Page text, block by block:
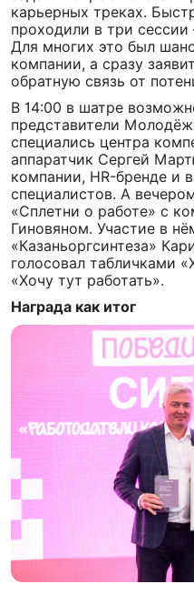
карьерных треках.
проходили в три
Для многих это был
компании, а сразу
обратную связь от
В 14:00 в шатре
представители
специались центра
аппаратчик Сергей
компании, HR-бренде и
специалистов. А
«Сплетни о работе» с
Гиновяном. Участие в
«Казаньоргсинтеза»
голосовал табличками
«Хочу тут работать».
Награда как итог